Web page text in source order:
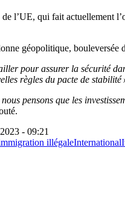
l’UE, qui fait actuellement
géopolitique, bouleversée
pour assurer la sécurité
règles du pacte de stabilité
pensons que les
- 09:21
illégaleInternational